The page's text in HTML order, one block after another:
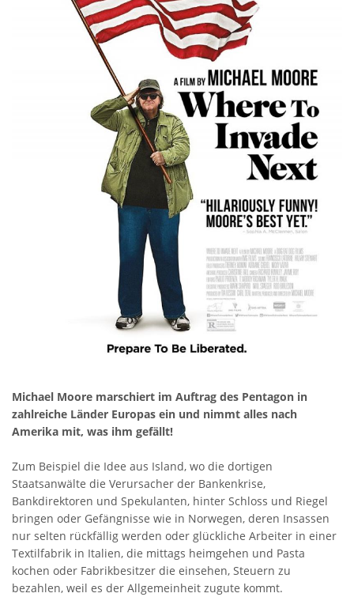
Michael Moore marschiert im Auftrag des Pentagon in
zahlreiche Länder Europas ein und nimmt alles nach
Amerika mit, was ihm gefällt!
Zum Beispiel die Idee aus Island, wo die dortigen
Staatsanwälte die Verursacher der Bankenkrise,
Bankdirektoren und Spekulanten, hinter Schloss und Riegel
bringen oder Gefängnisse wie in Norwegen, deren Insassen
nur selten rückfällig werden oder glückliche Arbeiter in einer
Textilfabrik in Italien, die mittags heimgehen und Pasta
kochen oder Fabrikbesitzer die einsehen, Steuern zu
bezahlen, weil es der Allgemeinheit zugute kommt.